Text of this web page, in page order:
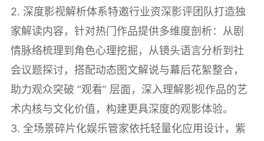
2. 深度影视解析体系特邀行业资深影评团队打造独
家解读内容，针对热门作品提供多维度剖析：从剧
情脉络梳理到角色心理挖掘，从镜头语言分析到社
会议题探讨，搭配动态图文解说与幕后花絮整合，
助力观众突破 “观看” 层面，深入理解影视作品的艺
术内核与文化价值，构建更具深度的观影体验。
3. 全场景碎片化娱乐管家依托轻量化应用设计，紫